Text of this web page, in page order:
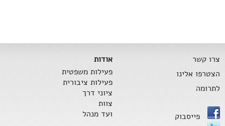
צרו קשר
הצטרפו אלינו
לתרומה
פייסבוק
אודות
פעילות משפטית
פעילות ציבורית
ציוני דרך
צוות
ועד מנהל